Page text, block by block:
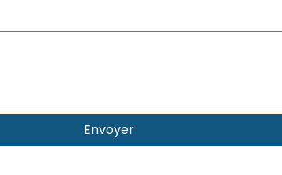
Envoyer